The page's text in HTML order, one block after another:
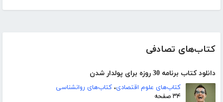
کتاب‌های تصادفی
دانلود کتاب برنامه 30 روزه برای پولدار شدن
کتاب‌های علوم اقتصادی، کتاب‌های روانشناسی
۳۴ صفحه